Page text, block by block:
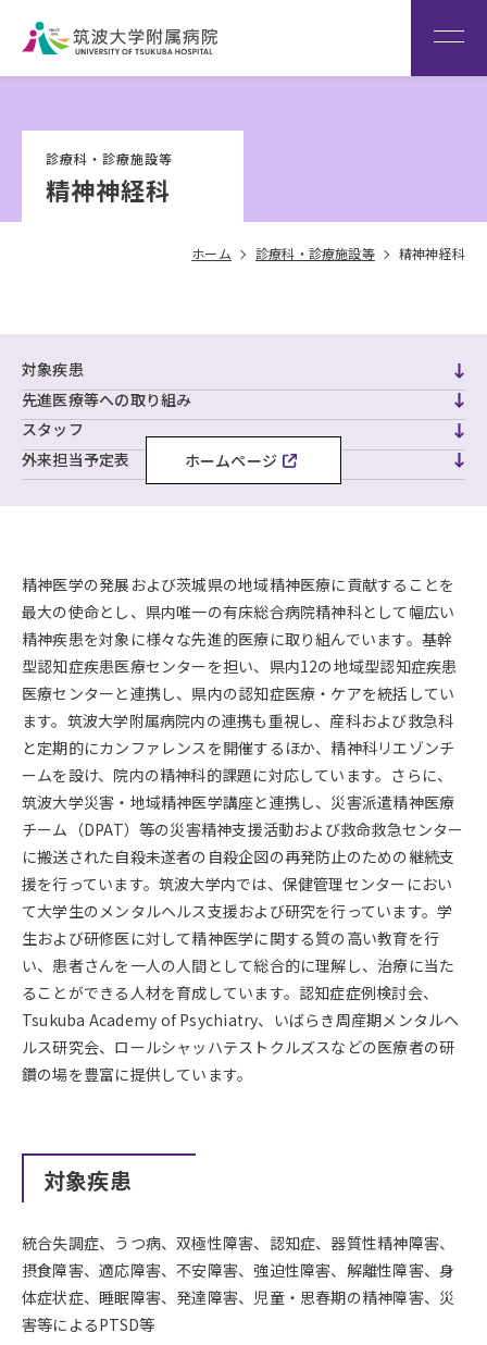
患者さん専用回線
（※本院は全科予約制です）
Language
診療科・診療施設等
精神神経科
ホーム 診療科・診療施設等 精神神経科
対象疾患
先進医療等への取り組み
スタッフ
外来担当予定表
ホームページ
精神医学の発展および茨城県の地域精神医療に貢献することを
最大の使命とし、県内唯一の有床総合病院精神科として幅広い
精神疾患を対象に様々な先進的医療に取り組んでいます。基幹
型認知症疾患医療センターを担い、県内12の地域型認知症疾患
医療センターと連携し、県内の認知症医療・ケアを統括してい
ます。筑波大学附属病院内の連携も重視し、産科および救急科
と定期的にカンファレンスを開催するほか、精神科リエゾンチ
ームを設け、院内の精神科的課題に対応しています。さらに、
筑波大学災害・地域精神医学講座と連携し、災害派遣精神医療
チーム（DPAT）等の災害精神支援活動および救命救急センター
に搬送された自殺未遂者の自殺企図の再発防止のための継続支
援を行っています。筑波大学内では、保健管理センターにおい
て大学生のメンタルヘルス支援および研究を行っています。学
生および研修医に対して精神医学に関する質の高い教育を行
い、患者さんを一人の人間として総合的に理解し、治療に当た
ることができる人材を育成しています。認知症症例検討会、
Tsukuba Academy of Psychiatry、いばらき周産期メンタルヘ
ルス研究会、ロールシャッハテストクルズスなどの医療者の研
鑽の場を豊富に提供しています。
対象疾患
統合失調症、うつ病、双極性障害、認知症、器質性精神障害、
摂食障害、適応障害、不安障害、強迫性障害、解離性障害、身
体症状症、睡眠障害、発達障害、児童・思春期の精神障害、災
害等によるPTSD等